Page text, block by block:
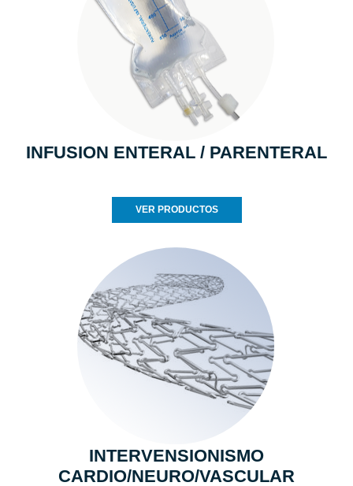
INFUSION ENTERAL / PARENTERAL
VER PRODUCTOS
INTERVENSIONISMO
CARDIO/NEURO/VASCULAR